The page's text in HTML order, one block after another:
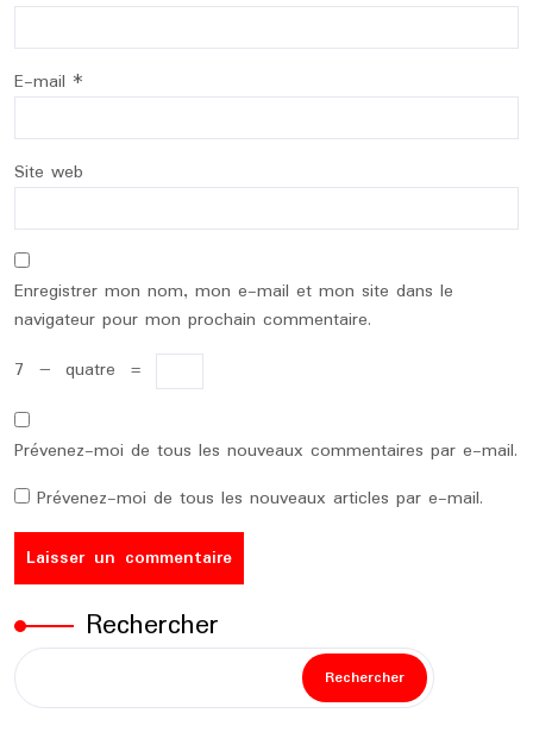
E-mail *
Site web
Enregistrer mon nom, mon e-mail et mon site dans le
navigateur pour mon prochain commentaire.
7 − quatre =
Prévenez-moi de tous les nouveaux commentaires par e-mail.
Prévenez-moi de tous les nouveaux articles par e-mail.
Rechercher
Rechercher